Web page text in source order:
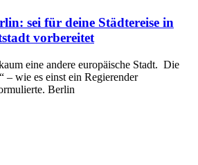
sei für deine Städtereise in
vorbereitet
eine andere europäische Stadt. Die
– wie es einst ein Regierender
Berlin